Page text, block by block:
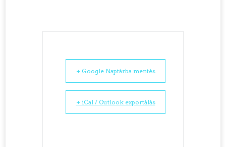
+ Google Naptárba mentés
+ iCal / Outlook exportálás